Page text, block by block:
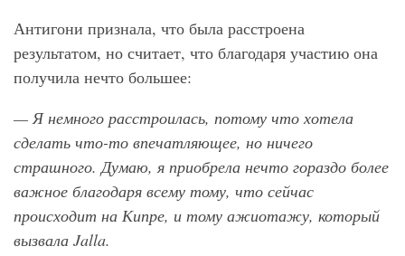
Антигони признала, что была расстроена
результатом, но считает, что благодаря участию она
получила нечто большее:
— Я немного расстроилась, потому что хотела
сделать что-то впечатляющее, но ничего
страшного. Думаю, я приобрела нечто гораздо более
важное благодаря всему тому, что сейчас
происходит на Кипре, и тому ажиотажу, который
вызвала Jalla.